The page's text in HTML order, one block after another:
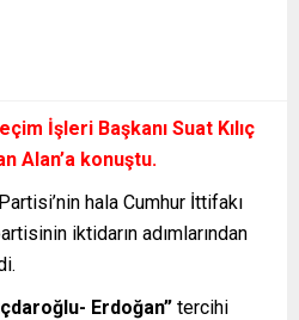
İşleri Başkanı Suat Kılıç
Alan’a konuştu.
hala Cumhur İttifakı
iktidarın adımlarından
Erdoğan” tercihi